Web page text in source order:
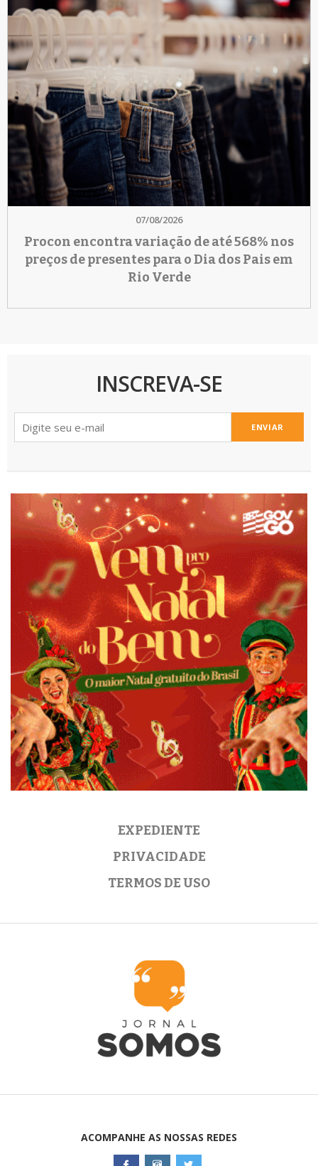
07/08/2026
Procon encontra variação de até 568% nos
preços de presentes para o Dia dos Pais em
Rio Verde
INSCREVA-SE
ENVIAR
EXPEDIENTE
PRIVACIDADE
TERMOS DE USO
ACOMPANHE AS NOSSAS REDES